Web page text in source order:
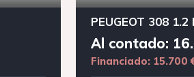
PEUGEOT 308
Al contado:
Financiado: 15.700